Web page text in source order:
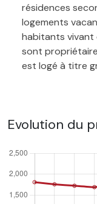
résidences
logements
habitants vivant
sont
est logé à titre
Evolution du